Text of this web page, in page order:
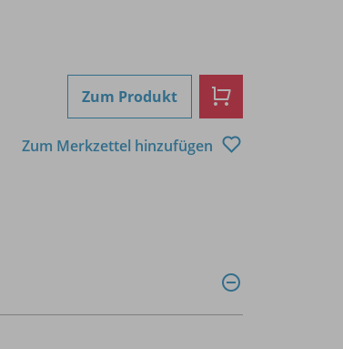
Zum Produkt
Zum Merkzettel hinzufügen